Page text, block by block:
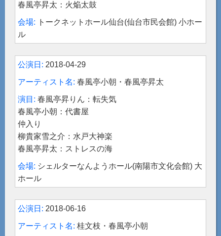
春風亭昇太：火焔太鼓
トークネットホール仙台(仙台市民会館) 小ホー
ル
2018-04-29
春風亭小朝・春風亭昇太
春風亭昇りん：転失気
春風亭小朝：代書屋
仲入り
柳貴家雪之介：水戸大神楽
春風亭昇太：ストレスの海
シェルターなんようホール(南陽市文化会館) 大
ホール
2018-06-16
桂文枝・春風亭小朝